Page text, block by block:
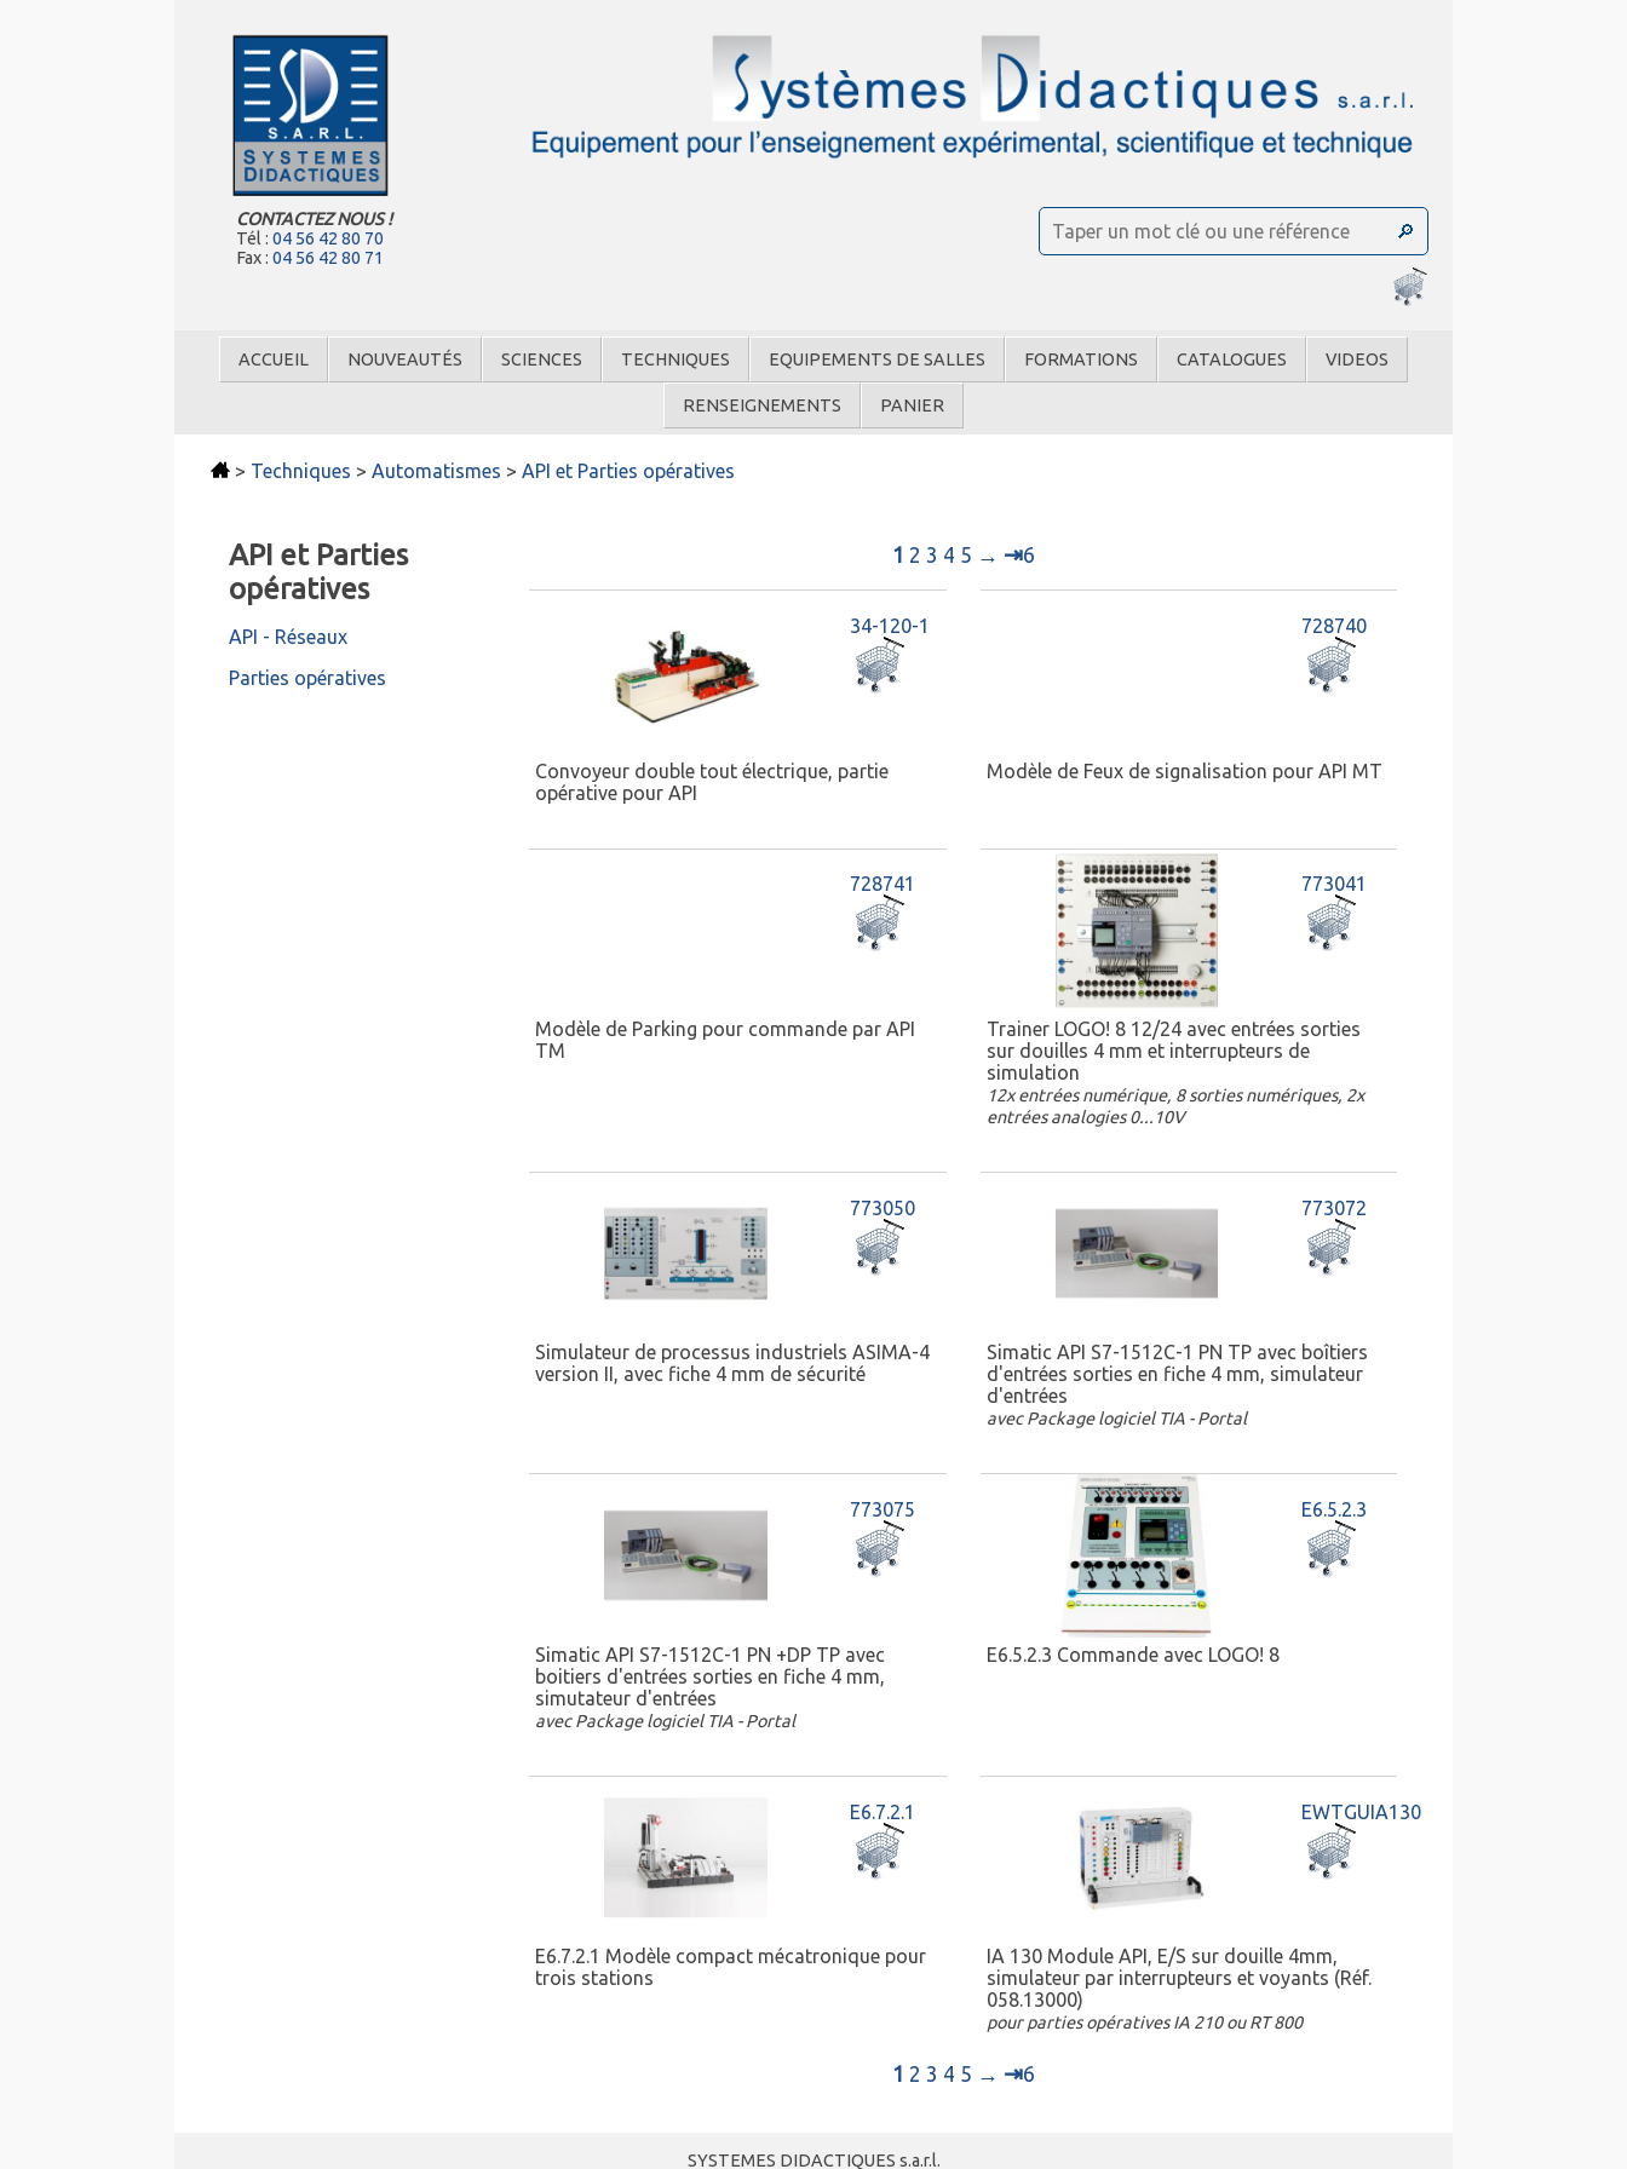
CONTACTEZ NOUS !
Tél : 04 56 42 80 70
Fax : 04 56 42 80 71
ACCUEIL NOUVEAUTÉS SCIENCES TECHNIQUES EQUIPEMENTS DE SALLES FORMATIONS CATALOGUES VIDEOS
RENSEIGNEMENTS PANIER
> Techniques >Automatismes >API et Parties opératives
API et Parties
opératives
API - Réseaux
Parties opératives
1 2 3 4 5 → ⇥6
34-120-1
Convoyeur double tout électrique, partie
opérative pour API
728740
Modèle de Feux de signalisation pour API MT
728741
Modèle de Parking pour commande par API
TM
773041
Trainer LOGO! 8 12/24 avec entrées sorties
sur douilles 4 mm et interrupteurs de
simulation
12x entrées numérique, 8 sorties numériques, 2x
entrées analogies 0...10V
773050
Simulateur de processus industriels ASIMA-4
version II, avec fiche 4 mm de sécurité
773072
Simatic API S7-1512C-1 PN TP avec boîtiers
d'entrées sorties en fiche 4 mm, simulateur
d'entrées
avec Package logiciel TIA - Portal
773075
Simatic API S7-1512C-1 PN +DP TP avec
boitiers d'entrées sorties en fiche 4 mm,
simutateur d'entrées
avec Package logiciel TIA - Portal
E6.5.2.3
E6.5.2.3 Commande avec LOGO! 8
E6.7.2.1
E6.7.2.1 Modèle compact mécatronique pour
trois stations
EWTGUIA130
IA 130 Module API, E/S sur douille 4mm,
simulateur par interrupteurs et voyants (Réf.
058.13000)
pour parties opératives IA 210 ou RT 800
1 2 3 4 5 → ⇥6
SYSTEMES DIDACTIQUES s.a.r.l.